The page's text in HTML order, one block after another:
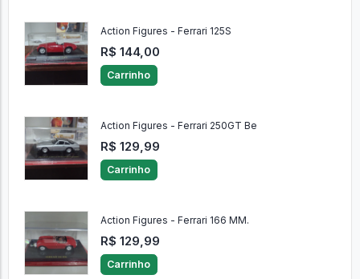
Action Figures - Ferrari 125S
R$ 144,00
Carrinho
Action Figures - Ferrari 250GT Be
R$ 129,99
Carrinho
Action Figures - Ferrari 166 MM.
R$ 129,99
Carrinho